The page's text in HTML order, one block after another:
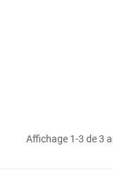
Affichage 1-3 de 3